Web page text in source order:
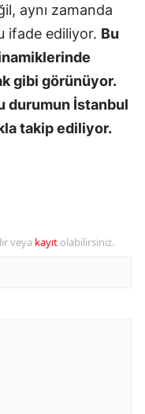
aynı zamanda
ifade ediliyor. Bu
gibi görünüyor.
durumun İstanbul
takip ediliyor.
veya kayıt olabilirsiniz.